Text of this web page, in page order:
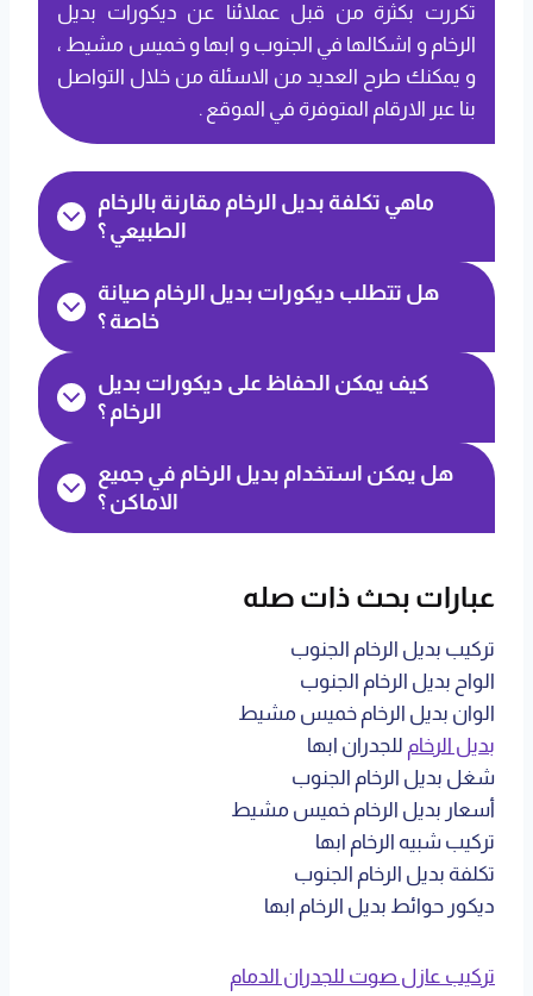
تكررت بكثرة من قبل عملائنا عن ديكورات بديل
الرخام و اشكالها في الجنوب و ابها و خميس مشيط ،
و يمكنك طرح العديد من الاسئلة من خلال التواصل
بنا عبر الارقام المتوفرة في الموقع .
ماهي تكلفة بديل الرخام مقارنة بالرخام
الطبيعي ؟
هل تتطلب ديكورات بديل الرخام صيانة
خاصة ؟
كيف يمكن الحفاظ على ديكورات بديل
الرخام ؟
هل يمكن استخدام بديل الرخام في جميع
الاماكن ؟
عبارات بحث ذات صله
تركيب بديل الرخام الجنوب
الواح بديل الرخام الجنوب
الوان بديل الرخام خميس مشيط
بديل الرخام للجدران ابها
شغل بديل الرخام الجنوب
أسعار بديل الرخام خميس مشيط
تركيب شبيه الرخام ابها
تكلفة بديل الرخام الجنوب
ديكور حوائط بديل الرخام ابها
تركيب عازل صوت للجدران الدمام